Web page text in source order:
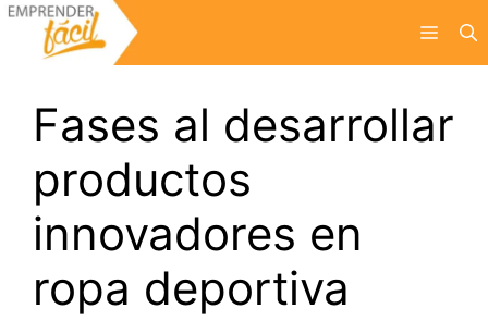
Saltar
Menú
Fases al desarrollar
productos
innovadores en
ropa deportiva